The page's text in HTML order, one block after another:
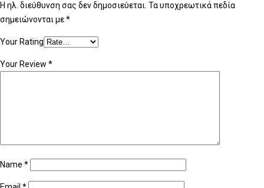
Η ηλ. διεύθυνση σας δεν δημοσιεύεται. Τα υποχρεωτικά πεδία
σημειώνονται με*
Your Rating
Your Review *
Name *